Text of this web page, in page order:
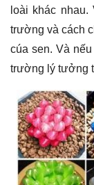
loài khác
trường và cách
cúa sen. Và
trường lý tưởng